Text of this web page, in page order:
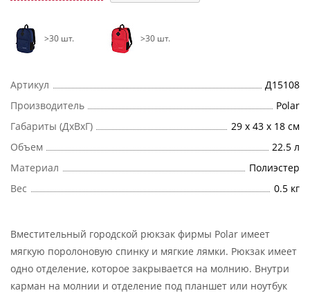
>30 шт. >30 шт.
Артикул
Д15108
Производитель
Polar
Габариты (ДхВхГ)
29 х 43 х 18 см
Объем
22.5 л
Материал
Полиэстер
Вес
0.5 кг
Вместительный городской рюкзак фирмы Polar имеет
мягкую поролоновую спинку и мягкие лямки. Рюкзак имеет
одно отделение, которое закрывается на молнию. Внутри
карман на молнии и отделение под планшет или ноутбук